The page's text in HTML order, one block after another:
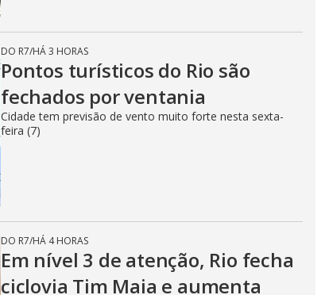
DO R7/HÁ 3 HORAS
Pontos turísticos do Rio são
fechados por ventania
Cidade tem previsão de vento muito forte nesta sexta-
feira (7)
DO R7/HÁ 4 HORAS
Em nível 3 de atenção, Rio fecha
ciclovia Tim Maia e aumenta